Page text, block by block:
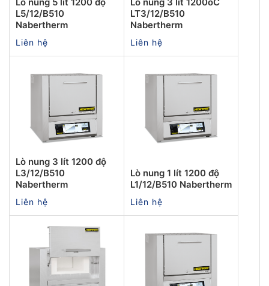
L5/12/B510
Nabertherm
Liên hệ
LT3/12/B510
Nabertherm
Liên hệ
Lò nung 3 lít 1200 độ
L3/12/B510
Nabertherm
Liên hệ
Lò nung 1 lít 1200 độ
L1/12/B510 Nabertherm
Liên hệ